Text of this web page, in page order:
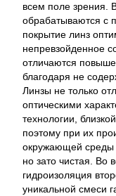
всем поле зрения.
обрабатываются с
покрытие линз
непревзойденное
отличаются
благодаря не
Линзы не только
оптическими
технологии,
поэтому при их
окружающей среды
но зато чистая. Во
гидроизоляция
уникальной смеси